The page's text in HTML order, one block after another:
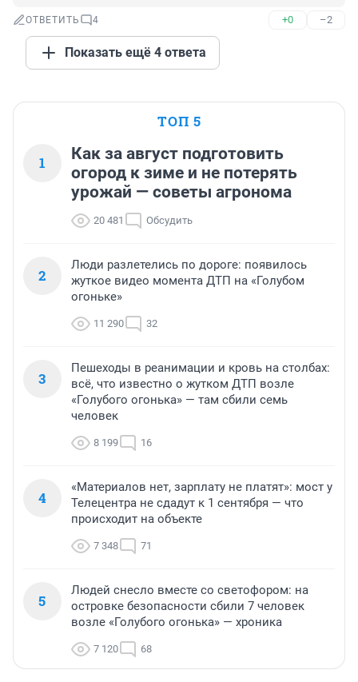
ОТВЕТИТЬ 4 +0 –2
Показать ещё 4 ответа
ТОП 5
1
Как за август подготовить
огород к зиме и не потерять
урожай — советы агронома
20 481 Обсудить
2
Люди разлетелись по дороге: появилось
жуткое видео момента ДТП на «Голубом
огоньке»
11 290 32
3
Пешеходы в реанимации и кровь на столбах:
всё, что известно о жутком ДТП возле
«Голубого огонька» — там сбили семь
человек
8 199 16
4
«Материалов нет, зарплату не платят»: мост у
Телецентра не сдадут к 1 сентября — что
происходит на объекте
7 348 71
5
Людей снесло вместе со светофором: на
островке безопасности сбили 7 человек
возле «Голубого огонька» — хроника
7 120 68